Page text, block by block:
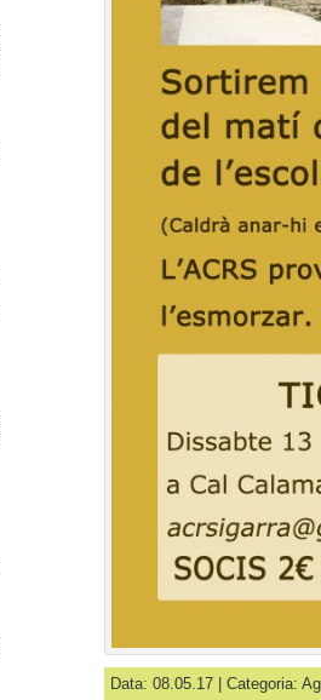
Data: 08.05.17 | Categoria: